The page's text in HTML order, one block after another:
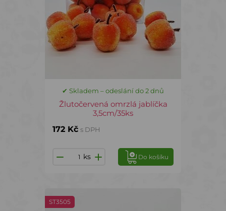
✔ Skladem – odeslání do 2 dnů
Žlutočervená omrzlá jablíčka
3,5cm/35ks
172 Kč s DPH
ks Do košíku
ST3505